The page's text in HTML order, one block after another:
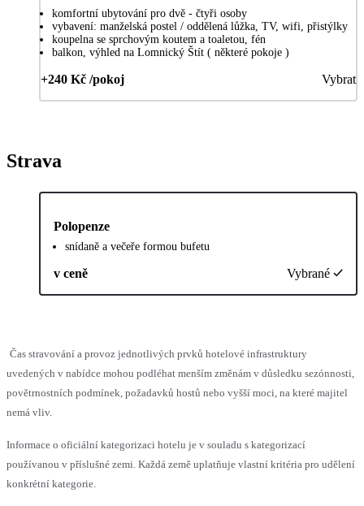
komfortní ubytování pro dvě - čtyři osoby
vybavení: manželská postel / oddělená lůžka, TV, wifi, přistýlky
koupelna se sprchovým koutem a toaletou, fén
balkon, výhled na Lomnický Štít ( některé pokoje )
+240 Kč /pokoj Vybrat
Strava
Polopenze
snídaně a večeře formou bufetu
v ceně Vybrané
Čas stravování a provoz jednotlivých prvků hotelové infrastruktury
uvedených v nabídce mohou podléhat menším změnám v důsledku sezónnosti,
povětrnostních podmínek, požadavků hostů nebo vyšší moci, na které majitel
nemá vliv.
Informace o oficiální kategorizaci hotelu je v souladu s kategorizací
používanou v příslušné zemi. Každá země uplatňuje vlastní kritéria pro udělení
konkrétní kategorie.